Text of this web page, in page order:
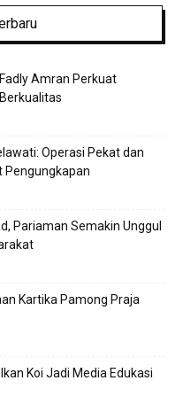
Amran Perkuat
Operasi Pekat dan
Pengungkapan
Pariaman Semakin Unggul
Kartika Pamong Praja
Koi Jadi Media Edukasi